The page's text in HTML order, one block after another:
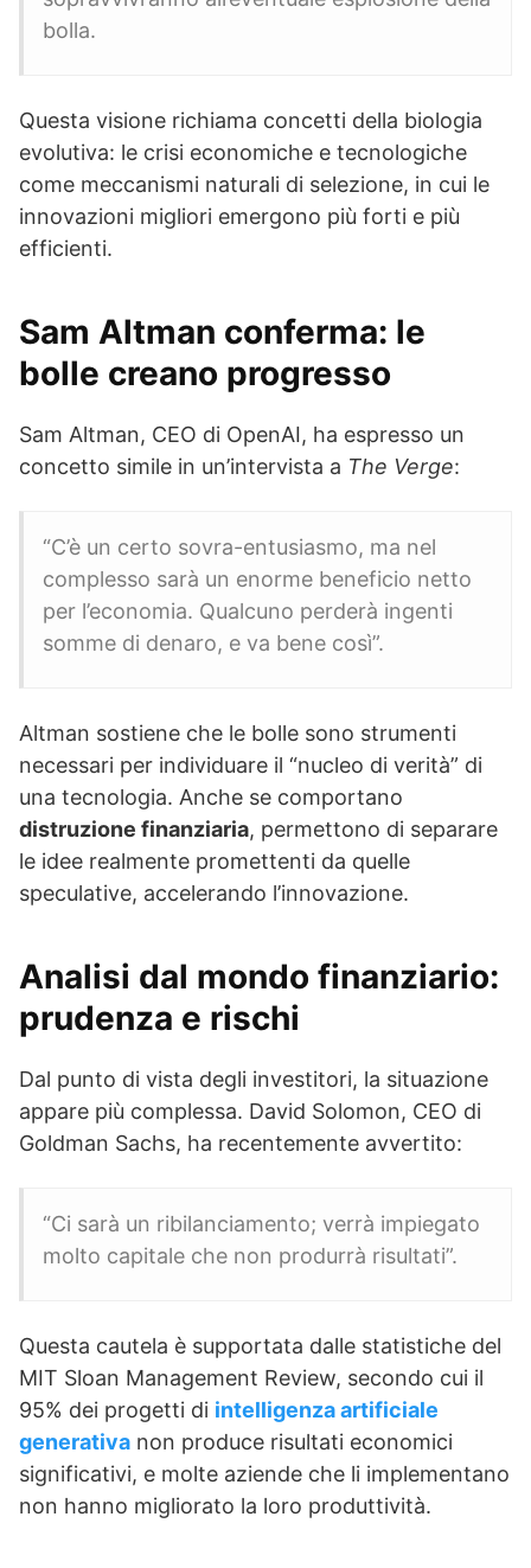
bolla.
Questa visione richiama concetti della biologia
evolutiva: le crisi economiche e tecnologiche
come meccanismi naturali di selezione, in cui le
innovazioni migliori emergono più forti e più
efficienti.
Sam Altman conferma: le
bolle creano progresso
Sam Altman, CEO di OpenAI, ha espresso un
concetto simile in un’intervista a The Verge:
“C’è un certo sovra-entusiasmo, ma nel
complesso sarà un enorme beneficio netto
per l’economia. Qualcuno perderà ingenti
somme di denaro, e va bene così”.
Altman sostiene che le bolle sono strumenti
necessari per individuare il “nucleo di verità” di
una tecnologia. Anche se comportano
distruzione finanziaria, permettono di separare
le idee realmente promettenti da quelle
speculative, accelerando l’innovazione.
Analisi dal mondo finanziario:
prudenza e rischi
Dal punto di vista degli investitori, la situazione
appare più complessa. David Solomon, CEO di
Goldman Sachs, ha recentemente avvertito:
“Ci sarà un ribilanciamento; verrà impiegato
molto capitale che non produrrà risultati”.
Questa cautela è supportata dalle statistiche del
MIT Sloan Management Review, secondo cui il
95% dei progetti di intelligenza artificiale
generativa non produce risultati economici
significativi, e molte aziende che li implementano
non hanno migliorato la loro produttività.